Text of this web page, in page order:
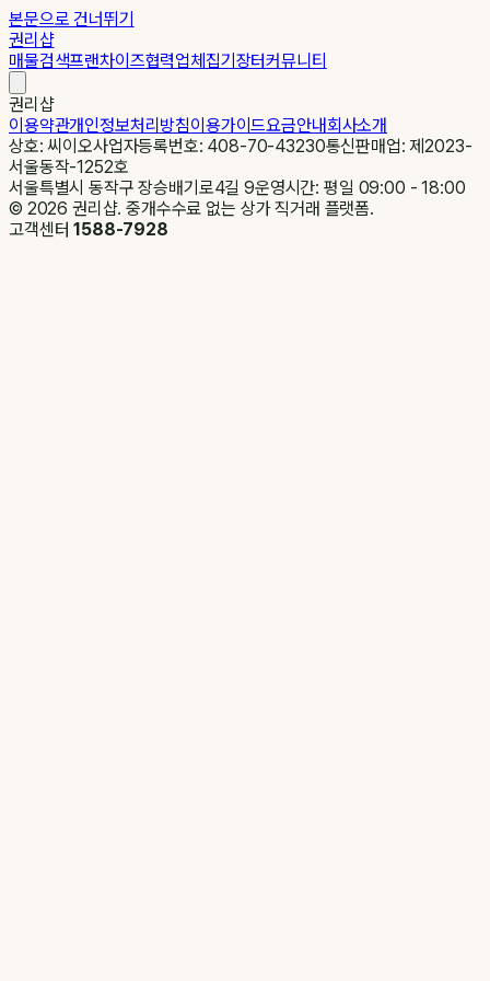
본문으로 건너뛰기
권리샵
매물검색프랜차이즈협력업체집기장터커뮤니티
권리샵
이용약관개인정보처리방침이용가이드요금안내회사소개
상호: 씨이오사업자등록번호: 408-70-43230통신판매업: 제2023-
서울동작-1252호
서울특별시 동작구 장승배기로4길 9운영시간: 평일 09:00 - 18:00
© 2026 권리샵. 중개수수료 없는 상가 직거래 플랫폼.
고객센터1588-7928